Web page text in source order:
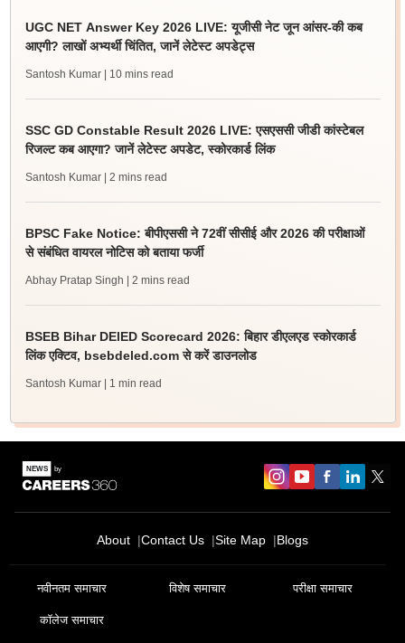
UGC NET Answer Key 2026 LIVE: यूजीसी नेट जून आंसर-की कब
आएगी? लाखों अभ्यर्थी चिंतित, जानें लेटेस्ट अपडेट्स
Santosh Kumar | 10 mins read
SSC GD Constable Result 2026 LIVE: एसएससी जीडी कांस्टेबल
रिजल्ट कब आएगा? जानें लेटेस्ट अपडेट, स्कोरकार्ड लिंक
Santosh Kumar | 2 mins read
BPSC Fake Notice: बीपीएससी ने 72वीं सीसीई और 2026 की परीक्षाओं
से संबंधित वायरल नोटिस को बताया फर्जी
Abhay Pratap Singh | 2 mins read
BSEB Bihar DElED Scorecard 2026: बिहार डीएलएड स्कोरकार्ड
लिंक एक्टिव, bsebdeled.com से करें डाउनलोड
Santosh Kumar | 1 min read
About Contact Us Site Map Blogs
नवीनतम समाचार विशेष समाचार परीक्षा समाचार
कॉलेज समाचार